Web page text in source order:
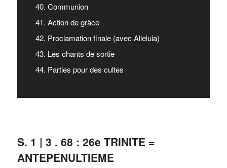
S. 1 | 3 . 68 : 26e TRINITE =
ANTEPENULTIEME
40. Communion
41. Action de grâce
42. Proclamation finale (avec Alleluia)
43. Les chants de sortie
44. Parties pour des cultes